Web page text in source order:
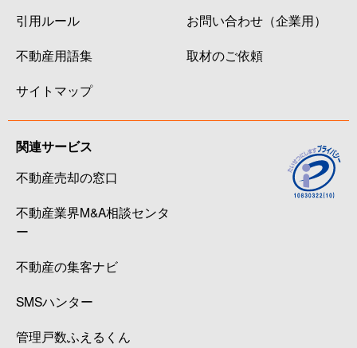
引用ルール
不動産用語集
サイトマップ
お問い合わせ（企業用）
取材のご依頼
関連サービス
不動産売却の窓口
不動産業界M&A相談センタ
ー
不動産の集客ナビ
SMSハンター
管理戸数ふえるくん